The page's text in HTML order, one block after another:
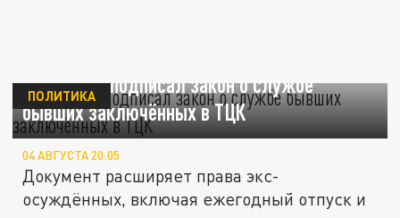
Зеленский подписал закон о службе
бывших заключённых в ТЦК
ПОЛИТИКА
04 АВГУСТА 20:05
Документ расширяет права экс-
осуждённых, включая ежегодный отпуск и